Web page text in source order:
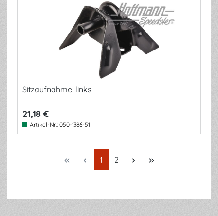
Sitzaufnahme, links
21,18 €
Artikel-Nr.: 050-1386-51
Seite
1 Seite
2